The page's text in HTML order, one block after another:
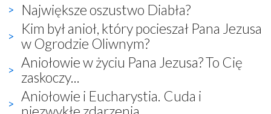
Największe oszustwo Diabła?
Kim był anioł, który pocieszał Pana Jezusa
w Ogrodzie Oliwnym?
Aniołowie w życiu Pana Jezusa? To Cię
zaskoczy...
Aniołowie i Eucharystia. Cuda i